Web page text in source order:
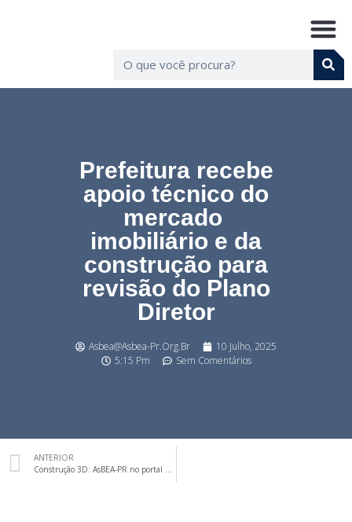
Prefeitura recebe
apoio técnico do
mercado
imobiliário e da
construção para
revisão do Plano
Diretor
Asbea@asbea-Pr.org.br
10 Julho, 2025
5:15 Pm
Sem Comentários
ANTERIOR
Construção 3D: AsBEA-PR no portal de notícias Massa Cinzenta